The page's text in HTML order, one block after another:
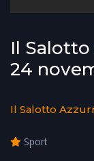
Il
24
Il Salotto
Sport